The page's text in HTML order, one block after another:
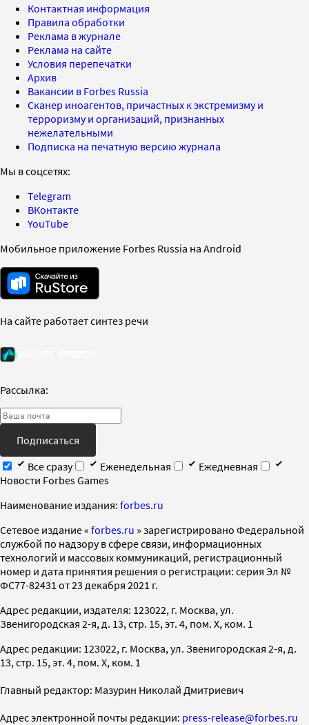
Контактная информация
Правила обработки
Реклама в журнале
Реклама на сайте
Условия перепечатки
Архив
Вакансии в Forbes Russia
Сканер иноагентов, причастных к экстремизму и
терроризму и организаций, признанных
нежелательными
Подписка на печатную версию журнала
Мы в соцсетях:
Telegram
ВКонтакте
YouTube
Мобильное приложение Forbes Russia на Android
На сайте работает синтез речи
Рассылка:
Подписаться
Все сразу
Еженедельная
Ежедневная
Новости Forbes Games
Наименование издания: forbes.ru
Cетевое издание « forbes.ru » зарегистрировано Федеральной
службой по надзору в сфере связи, информационных
технологий и массовых коммуникаций, регистрационный
номер и дата принятия решения о регистрации: серия Эл №
ФС77-82431 от 23 декабря 2021 г.
Адрес редакции, издателя: 123022, г. Москва, ул.
Звенигородская 2-я, д. 13, стр. 15, эт. 4, пом. X, ком. 1
Адрес редакции: 123022, г. Москва, ул. Звенигородская 2-я, д.
13, стр. 15, эт. 4, пом. X, ком. 1
Главный редактор: Мазурин Николай Дмитриевич
Адрес электронной почты редакции: press-release@forbes.ru